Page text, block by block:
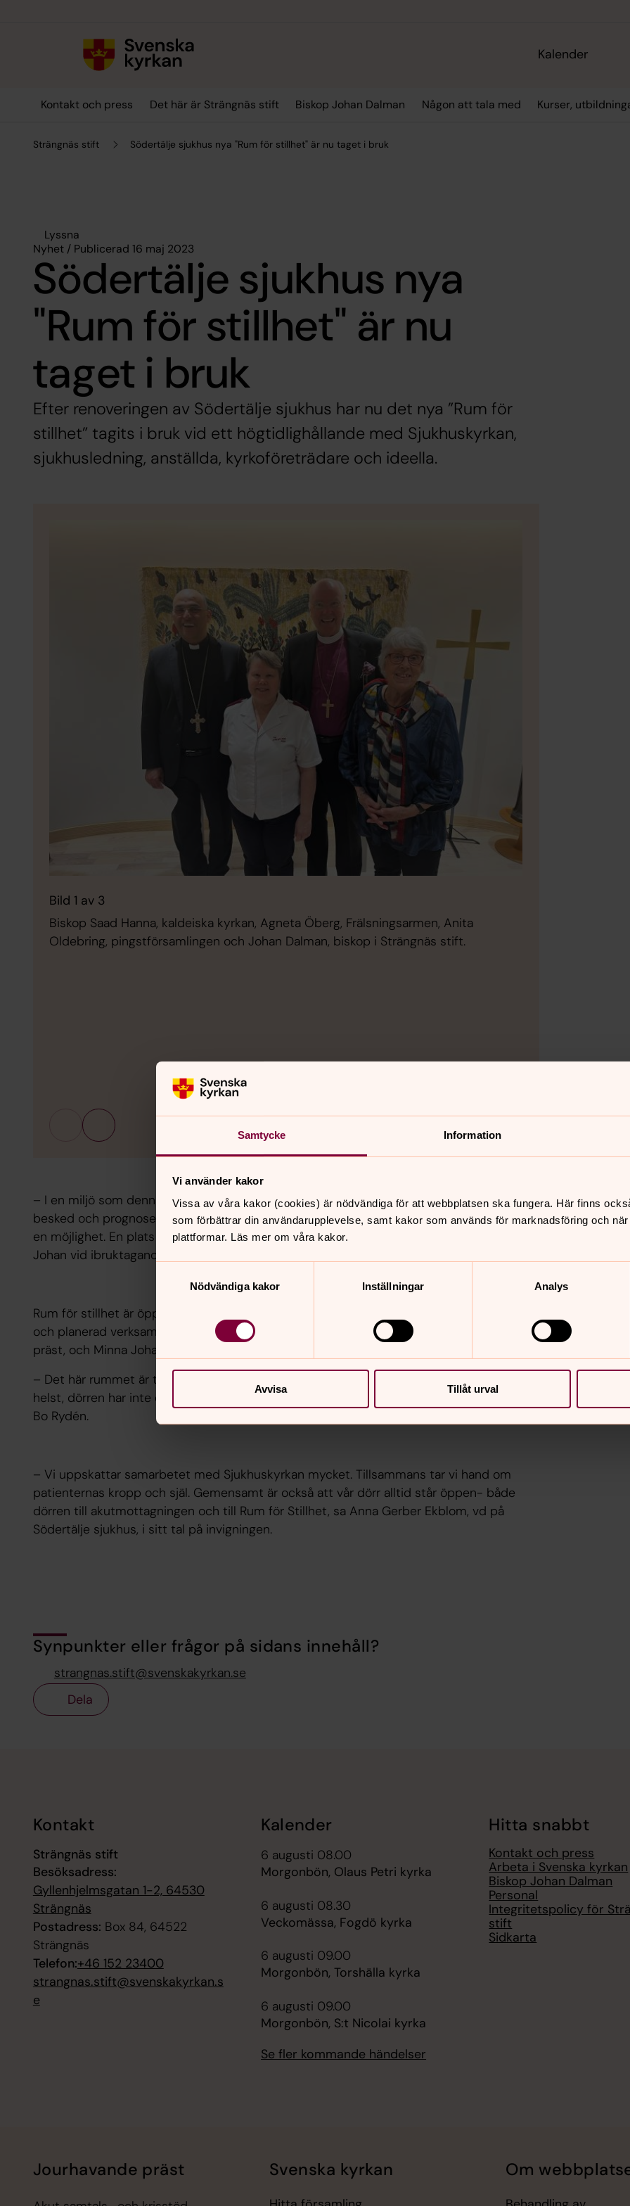
Samtycke Information
Vi använder kakor
Vissa av våra kakor (cookies) är nödvändiga för att webbplatsen ska fungera. Här finns
som förbättrar din användarupplevelse, samt kakor som används för marknadsföring och
plattformar. Läs mer om våra kakor.
Nödvändiga kakor
Inställningar Analys
Avvisa Tillåt urval
Kalender
Kontakt och press Det här är Strängnäs stift Biskop Johan Dalman Någon att tala med Kurser,
Strängnäs stift Södertälje sjukhus nya "Rum för stillhet" är nu taget i bruk
Lyssna
Nyhet / Publicerad 16 maj 2023
Södertälje sjukhus nya
"Rum för stillhet" är nu
taget i bruk
Efter renoveringen av Södertälje sjukhus har nu det nya ”Rum för
stillhet” tagits i bruk vid ett högtidlighållande med Sjukhuskyrkan,
sjukhusledning, anställda, kyrkoföreträdare och ideella.
Bild 1 av 3
Biskop Saad Hanna, kaldeiska kyrkan, Agneta Öberg, Frälsningsarmen, Anita
Oldebring, pingstförsamlingen och Johan Dalman, biskop i Strängnäs stift.
kuratorerna, Malin
verksamhetschef
– I en miljö som denna, där patienter, medarbetare och anhöriga har att förhålla sig till
besked och prognoser som ofta är tunga att bära, är ett stilla och tryggt rum en gåva och
en möjlighet. En plats där röster av hopp och tillförsikt kan göra sig hörda, sa biskop
Johan vid ibruktagandet.
Rum för stillhet är öppet för alla trosriktningar, och tillgängligt för både spontana besök
och planerad verksamhet. Här finns också möjlighet till enskilda samtal med Bo Rydén,
präst, och Minna Johansson, diakon, som jobbar för Sjukhuskyrkan.
– Det här rummet är till för vem som helst som behöver en stund i stillhet. Och när som
helst, dörren har inte ens ett lås utan man kan stiga in när man vill, säger sjukhusprästen
Bo Rydén.
– Vi uppskattar samarbetet med Sjukhuskyrkan mycket. Tillsammans tar vi hand om
patienternas kropp och själ. Gemensamt är också att vår dörr alltid står öppen- både
dörren till akutmottagningen och till Rum för Stillhet, sa Anna Gerber Ekblom, vd på
Södertälje sjukhus, i sitt tal på invigningen.
Synpunkter eller frågor på sidans innehåll?
strangnas.stift@svenskakyrkan.se
Dela
Kontakt
Strängnäs stift
Besöksadress:
Gyllenhjelmsgatan 1-2, 64530
Strängnäs
Postadress: Box 84, 64522
Strängnäs
Telefon:+46 152 23400
strangnas.stift@svenskakyrkan.s
e
Kalender
6 augusti 08.00
Morgonbön, Olaus Petri kyrka
6 augusti 08.30
Veckomässa, Fogdö kyrka
6 augusti 09.00
Morgonbön, Torshälla kyrka
6 augusti 09.00
Morgonbön, S:t Nicolai kyrka
Se fler kommande händelser
Hitta snabbt
Kontakt och press
Arbeta i Svenska kyrkan
Biskop Johan Dalman
Personal
Integritetspolicy för
stift
Sidkarta
Jourhavande präst Svenska kyrkan Om